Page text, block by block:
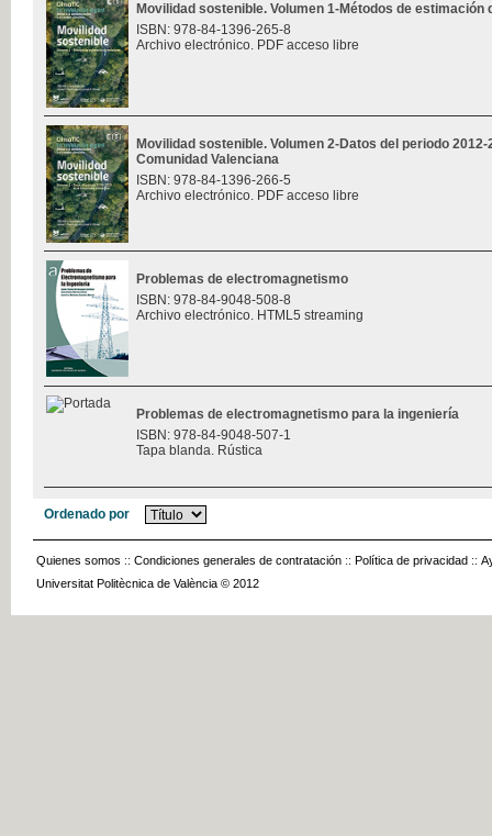
Movilidad sostenible. Volumen 1-Métodos de estimación
ISBN: 978-84-1396-265-8
Archivo electrónico. PDF acceso libre
Movilidad sostenible. Volumen 2-Datos del periodo 2012-
Comunidad Valenciana
ISBN: 978-84-1396-266-5
Archivo electrónico. PDF acceso libre
Problemas de electromagnetismo
ISBN: 978-84-9048-508-8
Archivo electrónico. HTML5 streaming
Problemas de electromagnetismo para la ingeniería
ISBN: 978-84-9048-507-1
Tapa blanda. Rústica
Ordenado por
Quienes somos :: Condiciones generales de contratación :: Política de privacidad ::
Universitat Politècnica de València © 2012